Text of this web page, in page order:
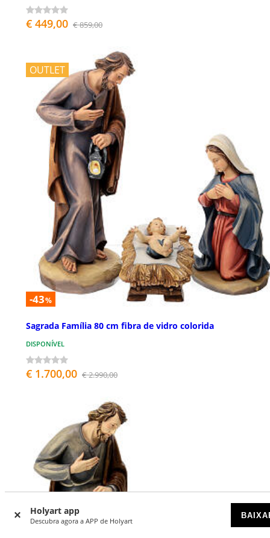
Holyart app
Descubra agora a APP de Holyart
€ 449,00 € 859,00
OUTLET
-43%
Sagrada Família 80 cm fibra de vidro colorida
DISPONÍVEL
€ 1.700,00 € 2.990,00